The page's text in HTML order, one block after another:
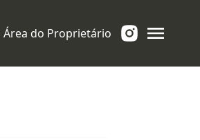
Área do Proprietário